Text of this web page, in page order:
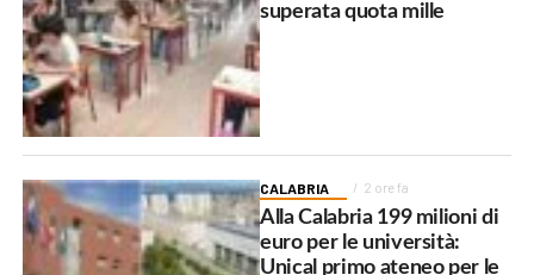
superata quota mille
CALABRIA 2 ore fa
Alla Calabria 199 milioni di
euro per le università:
Unical primo ateneo per le